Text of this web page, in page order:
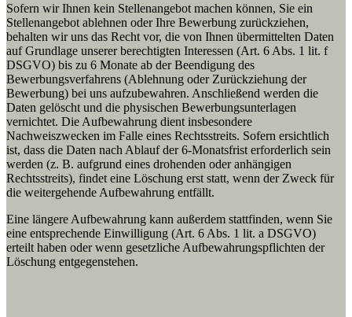
Sofern wir Ihnen kein Stellenangebot machen können, Sie ein
Stellenangebot ablehnen oder Ihre Bewerbung zurückziehen,
behalten wir uns das Recht vor, die von Ihnen übermittelten Daten
auf Grundlage unserer berechtigten Interessen (Art. 6 Abs. 1 lit. f
DSGVO) bis zu 6 Monate ab der Beendigung des
Bewerbungsverfahrens (Ablehnung oder Zurückziehung der
Bewerbung) bei uns aufzubewahren. Anschließend werden die
Daten gelöscht und die physischen Bewerbungsunterlagen
vernichtet. Die Aufbewahrung dient insbesondere
Nachweiszwecken im Falle eines Rechtsstreits. Sofern ersichtlich
ist, dass die Daten nach Ablauf der 6-Monatsfrist erforderlich sein
werden (z. B. aufgrund eines drohenden oder anhängigen
Rechtsstreits), findet eine Löschung erst statt, wenn der Zweck für
die weitergehende Aufbewahrung entfällt.
Eine längere Aufbewahrung kann außerdem stattfinden, wenn Sie
eine entsprechende Einwilligung (Art. 6 Abs. 1 lit. a DSGVO)
erteilt haben oder wenn gesetzliche Aufbewahrungspflichten der
Löschung entgegenstehen.